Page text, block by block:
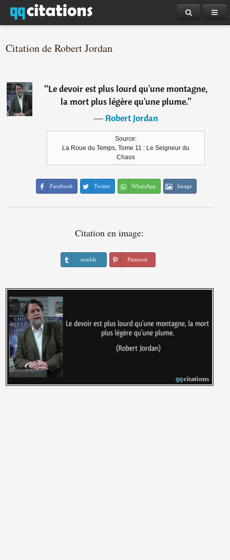
Citation de Robert Jordan
“Le devoir est plus lourd qu'une montagne,
la mort plus légère qu'une plume.”
―Robert Jordan
Source:
La Roue du Temps, Tome 11 : Le Seigneur du
Chaos
Facebook Twitter WhatsApp Image
Citation en image:
tumblr Pinterest